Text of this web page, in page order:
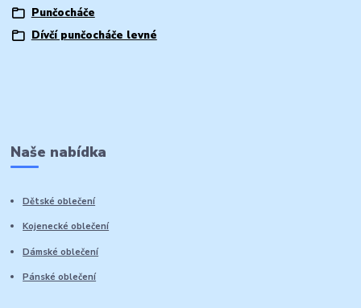
Punčocháče
Dívčí punčocháče levné
Naše nabídka
Dětské oblečení
Kojenecké oblečení
Dámské oblečení
Pánské oblečení